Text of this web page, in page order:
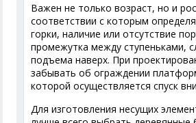
Важен не только возраст, но и
соответствии с которым
горки, наличие или отсутствие
промежутка между ступеньками,
подъема наверх. При
забывать об ограждении
которой осуществляется спуск
Для изготовления несущих